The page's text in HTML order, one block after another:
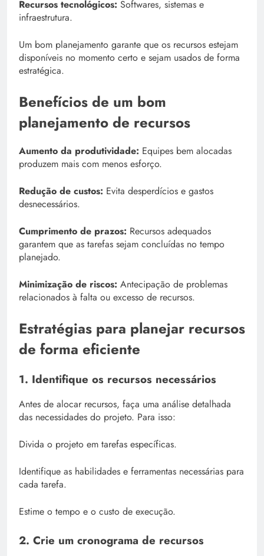
Recursos tecnológicos: Softwares, sistemas e
infraestrutura.
Um bom planejamento garante que os recursos estejam
disponíveis no momento certo e sejam usados de forma
estratégica.
Benefícios de um bom
planejamento de recursos
Aumento da produtividade: Equipes bem alocadas
produzem mais com menos esforço.
Redução de custos: Evita desperdícios e gastos
desnecessários.
Cumprimento de prazos: Recursos adequados
garantem que as tarefas sejam concluídas no tempo
planejado.
Minimização de riscos: Antecipação de problemas
relacionados à falta ou excesso de recursos.
Estratégias para planejar recursos
de forma eficiente
1. Identifique os recursos necessários
Antes de alocar recursos, faça uma análise detalhada
das necessidades do projeto. Para isso:
Divida o projeto em tarefas específicas.
Identifique as habilidades e ferramentas necessárias para
cada tarefa.
Estime o tempo e o custo de execução.
2. Crie um cronograma de recursos